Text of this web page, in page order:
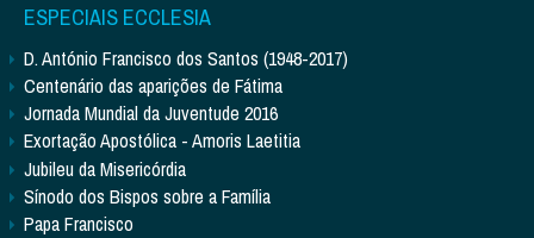
ESPECIAIS ECCLESIA
D. António Francisco dos Santos (1948-2017)
Centenário das aparições de Fátima
Jornada Mundial da Juventude 2016
Exortação Apostólica - Amoris Laetitia
Jubileu da Misericórdia
Sínodo dos Bispos sobre a Família
Papa Francisco